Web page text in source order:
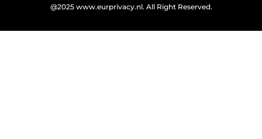
@2025 www.eurprivacy.nl. All Right Reserved.